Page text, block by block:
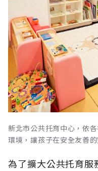
新北市公共托育中心，依
環境，讓孩子在安全友善的
為了擴大公共托育服